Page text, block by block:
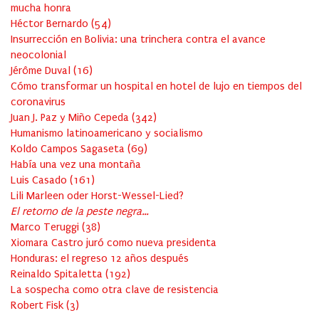
mucha honra
Héctor Bernardo (54)
Insurrección en Bolivia: una trinchera contra el avance
neocolonial
Jérôme Duval (16)
Cómo transformar un hospital en hotel de lujo en tiempos del
coronavirus
Juan J. Paz y Miño Cepeda (342)
Humanismo latinoamericano y socialismo
Koldo Campos Sagaseta (69)
Había una vez una montaña
Luis Casado (161 )
Lili Marleen oder Horst-Wessel-Lied?
El retorno de la peste negra…
Marco Teruggi (38)
Xiomara Castro juró como nueva presidenta
Honduras: el regreso 12 años después
Reinaldo Spitaletta (192)
La sospecha como otra clave de resistencia
Robert Fisk (3)